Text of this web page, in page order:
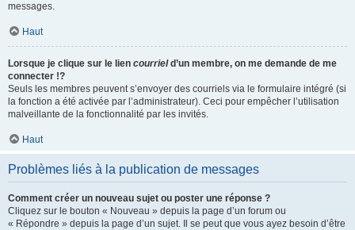
messages.
Haut
Lorsque je clique sur le lien courrield’un membre, on me demande de me
connecter !?
Seuls les membres peuvent s’envoyer des courriels via le formulaire intégré (si
la fonction a été activée par l’administrateur). Ceci pour empêcher l’utilisation
malveillante de la fonctionnalité par les invités.
Haut
Problèmes liés à la publication de messages
Comment créer un nouveau sujet ou poster une réponse ?
Cliquez sur le bouton « Nouveau » depuis la page d’un forum ou
« Répondre » depuis la page d’un sujet. Il se peut que vous ayez besoin d’être